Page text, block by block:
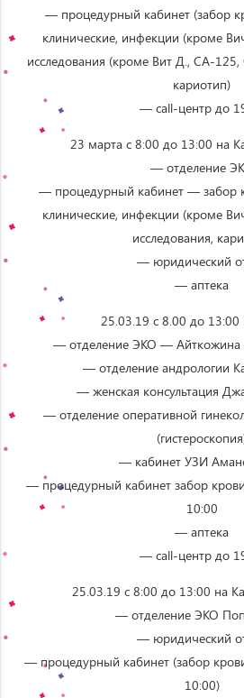
— процедурный кабинет (забор
клинические, инфекции (кроме
исследования (кроме Вит Д., СА-125,
кариотип)
— сall-центр до
23 марта с 8:00 до 13:00 на
— отделение
— процедурный кабинет — забор
клинические, инфекции (кроме
исследования,
— юридический
— аптека
25.03.19 с 8.00 до 13:00
— отделение ЭКО — Айткожина
— отделение андрологии
— женская консультация
— отделение оперативной
— кабинет УЗИ
— процедурный кабинет забор
10:00
— аптека
— сall-центр до
25.03.19 с 8:00 до 13:00 на
— отделение ЭКО
— юридический
— процедурный кабинет (забор
10:00)